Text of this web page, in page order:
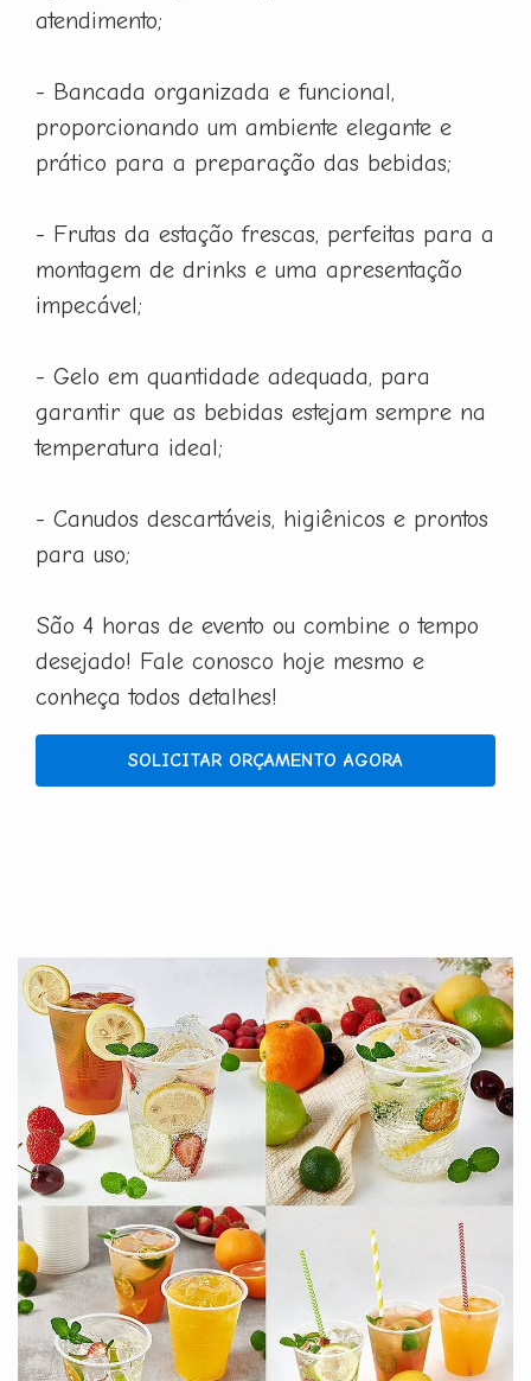
atendimento;
- Bancada organizada e funcional,
proporcionando um ambiente elegante e
prático para a preparação das bebidas;
- Frutas da estação frescas, perfeitas para a
montagem de drinks e uma apresentação
impecável;
- Gelo em quantidade adequada, para
garantir que as bebidas estejam sempre na
temperatura ideal;
- Canudos descartáveis, higiênicos e prontos
para uso;
São 4 horas de evento ou combine o tempo
desejado! Fale conosco hoje mesmo e
conheça todos detalhes!
SOLICITAR ORÇAMENTO AGORA